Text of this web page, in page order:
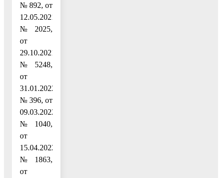
№ 892, от
12.05.2021
№ 2025,
от
29.10.2021
№ 5248,
от
31.01.2022
№ 396, от
09.03.2022
№ 1040,
от
15.04.2022
№ 1863,
от